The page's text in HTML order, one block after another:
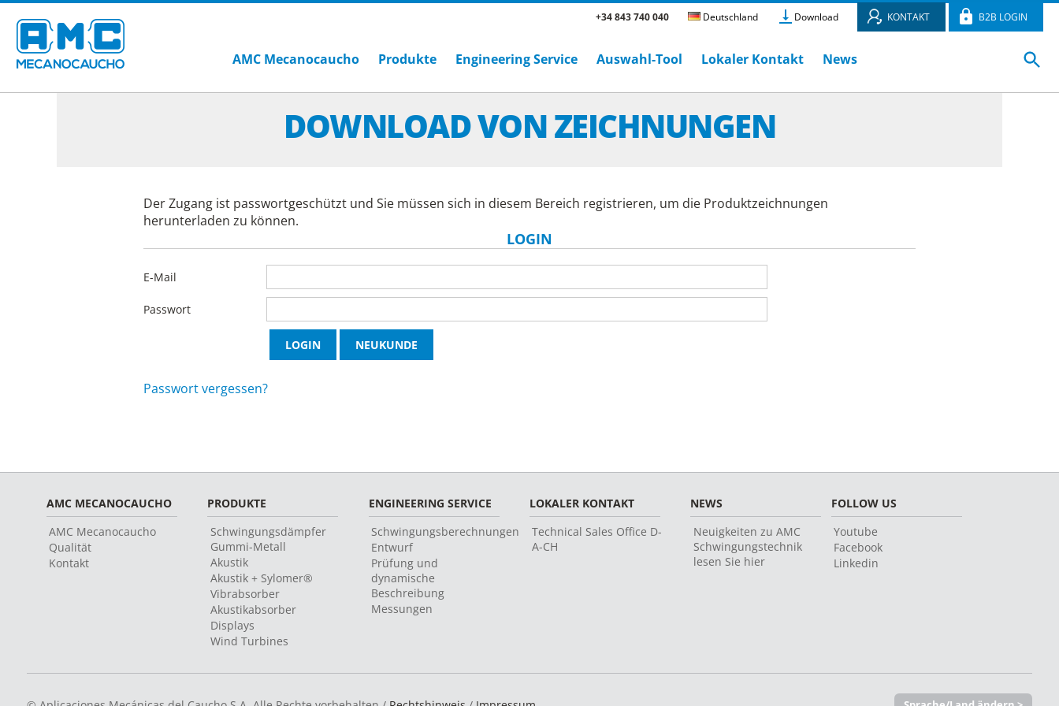
+34 843 740 040 Deutschland Download KONTAKT B2B LOGIN
AMC Mecanocaucho Produkte Engineering Service Auswahl-Tool Lokaler Kontakt News
DOWNLOAD VON ZEICHNUNGEN
Der Zugang ist passwortgeschützt und Sie müssen sich in diesem Bereich registrieren, um die Produktzeichnungen
herunterladen zu können.
LOGIN
E-Mail
Passwort
Passwort vergessen?
AMC MECANOCAUCHO
AMC Mecanocaucho
Qualität
Kontakt
PRODUKTE
Schwingungsdämpfer
Gummi-Metall
Akustik
Akustik + Sylomer®
Vibrabsorber
Akustikabsorber
Displays
Wind Turbines
ENGINEERING SERVICE
Schwingungsberechnungen
Entwurf
Prüfung und
dynamische
Beschreibung
Messungen
LOKALER KONTAKT
Technical Sales Office D-
A-CH
NEWS
Neuigkeiten zu AMC
Schwingungstechnik
lesen Sie hier
FOLLOW US
Youtube
Facebook
Linkedin